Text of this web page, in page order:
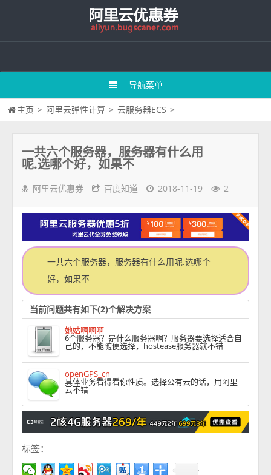
导航菜单
主页 > 阿里云弹性计算 > 云服务器ECS >
一共六个服务器，服务器有什么用
呢.选哪个好，如果不
阿里云优惠券 百度知道 2018-11-19 2
一共六个服务器，服务器有什么用呢.选哪个
好，如果不
当前问题共有如下(2)个解决方案
她姑啊啊啊
6个服务器？是什么服务器啊？服务器要选择适合自
己的，不能随便选择，hostease服务器就不错
openGPS_cn
具体业务看得看你性质。选择公有云的话，用阿里
云不错
标签：